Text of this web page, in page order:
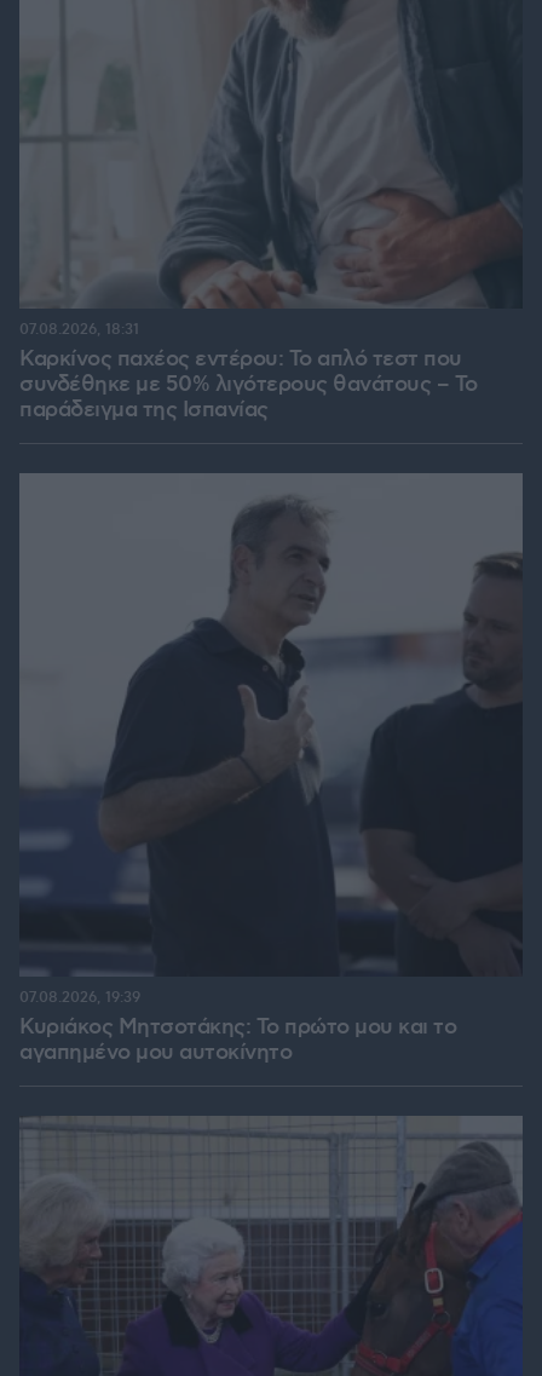
Καρκίνος παχέος εντέρου: Το απλό τεστ που
συνδέθηκε με 50% λιγότερους θανάτους – Το
παράδειγμα της Ισπανίας
07.08.2026, 18:31
Κυριάκος Μητσοτάκης: Το πρώτο μου και το
αγαπημένο μου αυτοκίνητο
07.08.2026, 19:39